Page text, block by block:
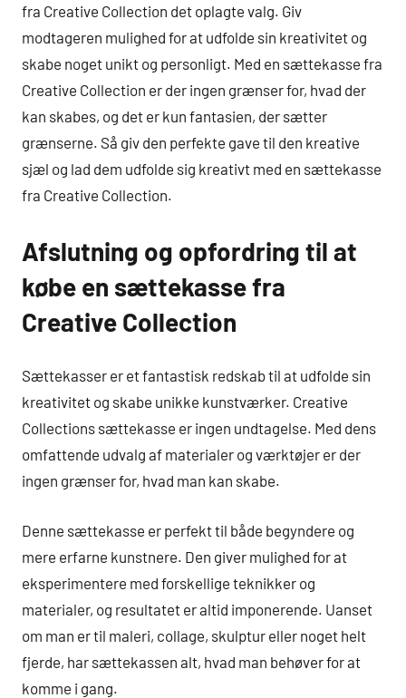
fra Creative Collection det oplagte valg. Giv
modtageren mulighed for at udfolde sin kreativitet og
skabe noget unikt og personligt. Med en sættekasse fra
Creative Collection er der ingen grænser for, hvad der
kan skabes, og det er kun fantasien, der sætter
grænserne. Så giv den perfekte gave til den kreative
sjæl og lad dem udfolde sig kreativt med en sættekasse
fra Creative Collection.
Afslutning og opfordring til at
købe en sættekasse fra
Creative Collection
Sættekasser er et fantastisk redskab til at udfolde sin
kreativitet og skabe unikke kunstværker. Creative
Collections sættekasse er ingen undtagelse. Med dens
omfattende udvalg af materialer og værktøjer er der
ingen grænser for, hvad man kan skabe.
Denne sættekasse er perfekt til både begyndere og
mere erfarne kunstnere. Den giver mulighed for at
eksperimentere med forskellige teknikker og
materialer, og resultatet er altid imponerende. Uanset
om man er til maleri, collage, skulptur eller noget helt
fjerde, har sættekassen alt, hvad man behøver for at
komme i gang.